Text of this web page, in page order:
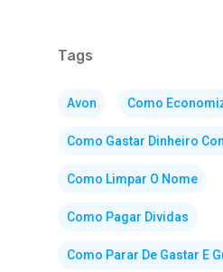
Tags
Avon Como
Como Gastar Dinheiro
Como Limpar O Nome
Como Pagar Dividas
Como Parar De Gastar E